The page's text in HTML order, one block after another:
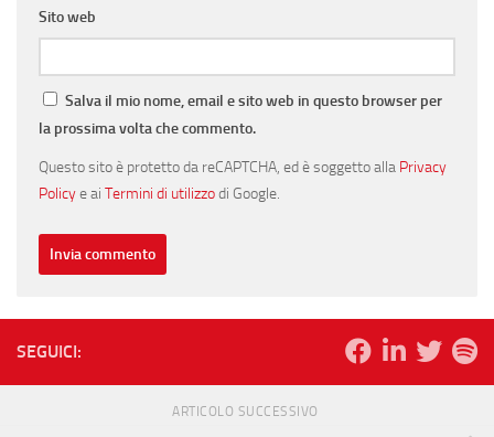
Sito web
Salva il mio nome, email e sito web in questo browser per
la prossima volta che commento.
Questo sito è protetto da reCAPTCHA, ed è soggetto alla Privacy
Policye ai Termini di utilizzodi Google.
SEGUICI:
ARTICOLO SUCCESSIVO